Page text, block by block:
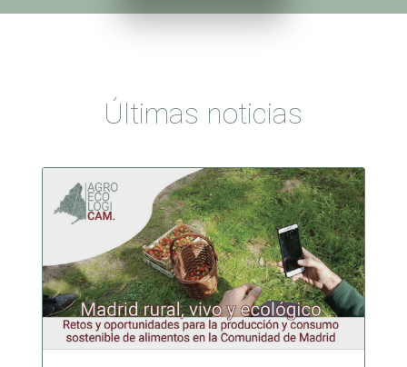
Últimas noticias